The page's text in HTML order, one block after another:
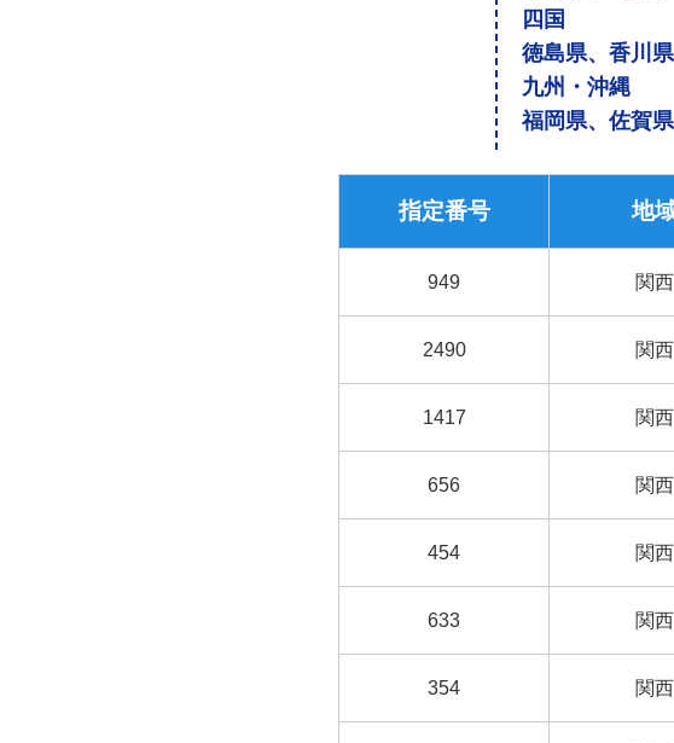
四国
徳島県、香川
九州・沖縄
福岡県、佐賀
指定番号 地
949 関西
2490 関西
1417 関西
656 関西
454 関西
633 関西
354 関西